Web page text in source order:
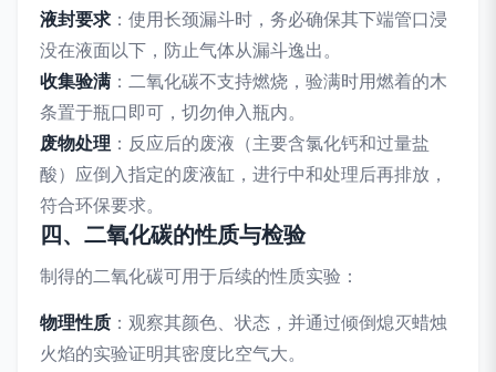
液封要求 ：使用长颈漏斗时，务必确保其下端管口浸
没在液面以下，防止气体从漏斗逸出。
收集验满 ：二氧化碳不支持燃烧，验满时用燃着的木
条置于瓶口即可，切勿伸入瓶内。
废物处理 ：反应后的废液（主要含氯化钙和过量盐
酸）应倒入指定的废液缸，进行中和处理后再排放，
符合环保要求。
四、二氧化碳的性质与检验
制得的二氧化碳可用于后续的性质实验：
物理性质 ：观察其颜色、状态，并通过倾倒熄灭蜡烛
火焰的实验证明其密度比空气大。